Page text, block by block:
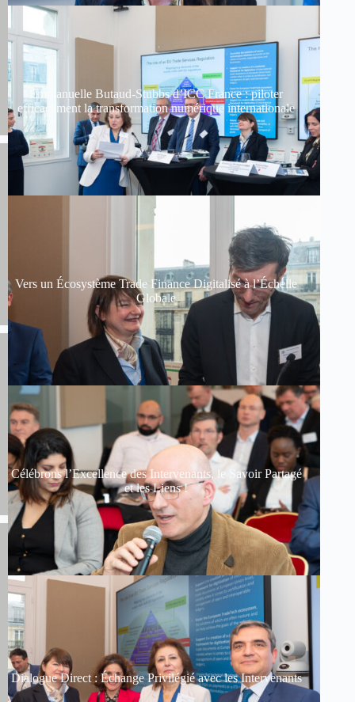
Emmanuelle Butaud-Stubbs d’ICC France : piloter
efficacement la transformation numérique internationale
Vers un Écosystème Trade Finance Digitalisé à l’Échelle
Globale
Célébrons l’Excellence des Intervenants, le Savoir Partagé
et les Liens !
Dialogue Direct : Échange Privilégié avec les Intervenants